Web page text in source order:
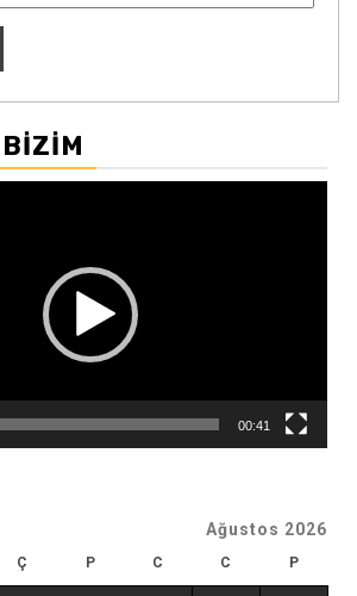
00:41
Ağustos 2026
Ç P C C P